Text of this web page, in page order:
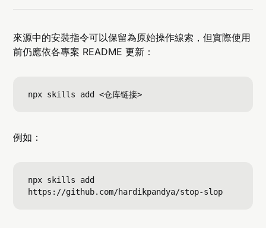
來源中的安裝指令可以保留為原始操作線索，但實際使用
前仍應依各專案 README 更新：
例如：
npx skills add